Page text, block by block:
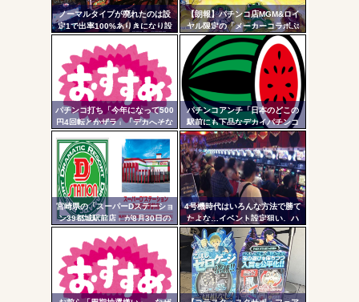
AngelBeats!とかいうクソアニメの思い出ｗｗｗ
Powered by livedoor 相互RSS
ノーマルタイプが廃れたのは設
定1で出率100%ありきになり設
定1放置がデフォになったから
【朗報】パチンコ店MGM&ロイ
ヤル限定の「メーカーコラボぷ
っくり3Dシール」が可愛いと話
題に！限定生産3000枚らしい
パチンコ打ち「今年になって500
円4回転とかザラ」「デカへそな
のに10回転とかザラ」←これほ
んまかよ？
パチンコアンチ「日本のどこの
駅前にも下品なデカイパチンコ
屋があって恥ずかしい」
宮崎県の「スーパーDステーショ
ン39都城駅前店」が8月30日の
営業をもって閉店へ
4号機時代はいろんな方法で勝て
たよな…イベント設定狙い、ハ
イエナ、超技術介入機、新装狙
い…
- 固
ンク
自動
更新
ツー
ル